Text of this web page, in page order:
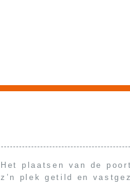
Het plaatsen van de
z’n plek getild en